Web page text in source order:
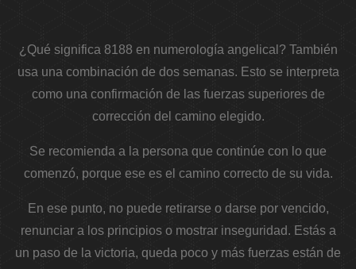
¿Qué significa 8188 en numerología angelical? También
usa una combinación de dos semanas. Esto se interpreta
como una confirmación de las fuerzas superiores de
corrección del camino elegido.
Se recomienda a la persona que continúe con lo que
comenzó, porque ese es el camino correcto de su vida.
En ese punto, no puede retirarse o darse por vencido,
renunciar a los principios o mostrar inseguridad. Estás a
un paso de la victoria, queda poco y más fuerzas están de